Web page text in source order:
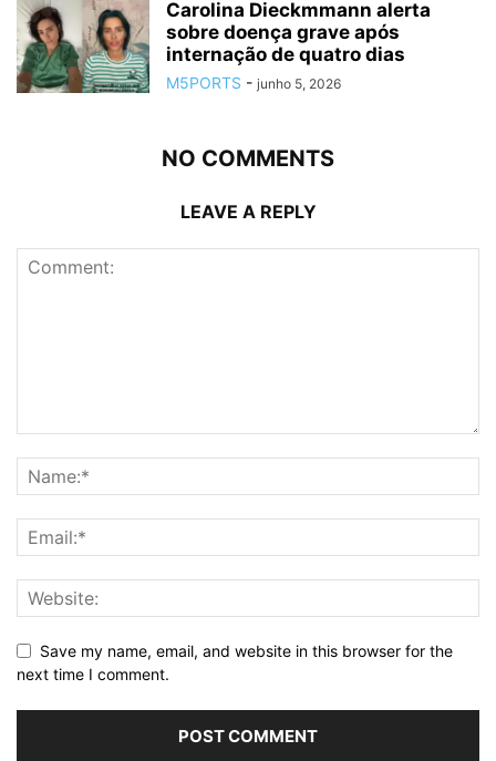
Carolina Dieckmmann alerta
sobre doença grave após
internação de quatro dias
M5PORTS - junho 5, 2026
NO COMMENTS
LEAVE A REPLY
Save my name, email, and website in this browser for the
next time I comment.